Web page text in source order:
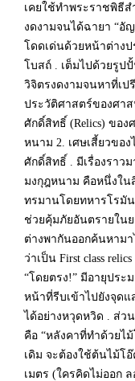
เคยใช้ทำพระราชพิธี
งดงามจนได้ฉายา “อั
โดดเด่นด้วยหน้าต่างป
โบสถ์ . เต็มไปด้วยรูป
วิจิตรงดงามจนหาที่เป
ประวัติศาสตร์ของศา
ศักดิ์สิทธิ์ (Relics) ขอ
หนาม 2. เศษเสี้ยวของ
ศักดิ์สิทธิ์ . มีเรื่องราว
มงกุฎหนาม คือหนึ่งใน
ทรมานโดยทหารโรมัน
ช่วยคุ้มภัยอันตรายใน
ต่างพากันออกค้นหาม
ว่าเป็น First class
“โดยตรง!” มีอายุประ
หน้าที่รีบเข้าไปยังจุด
ได้อย่างหวุดหวิด . ส่ว
คือ “หลังคาที่ทำด้วยไ
เดิม จะต้องใช้ต้นไม้โ
เมตร (ใครคิดไม่ออก